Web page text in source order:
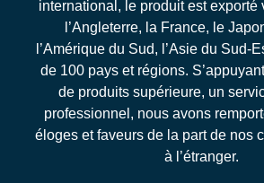
international, le produit est exporté
l’Angleterre, la France, le
l’Amérique du Sud, l’Asie du Sud-
de 100 pays et régions.
de produits supérieure, un
professionnel, nous avons
éloges et faveurs de la part de nos
à l’étranger.